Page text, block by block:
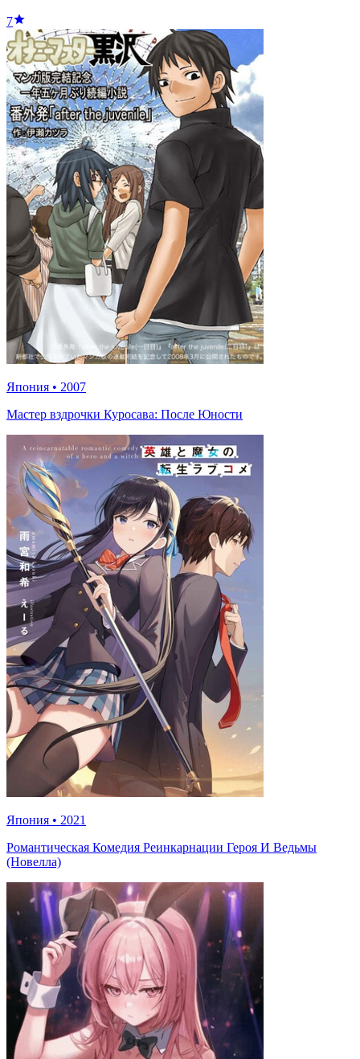
7
Япония • 2007
Мастер вздрочки Куросава: После Юности
Япония • 2021
Романтическая Комедия Реинкарнации Героя И Ведьмы
(Новелла)